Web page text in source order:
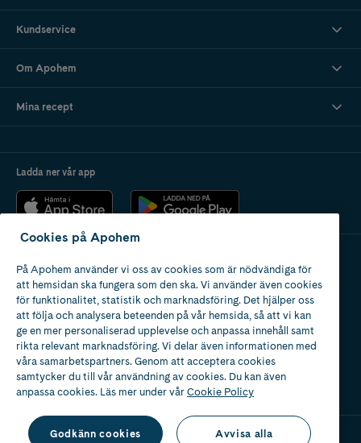
Kundservice
Om Apohem
Mina recept
Ladda ner vår app
Apotek med tillstånd
av Läkemedelsverket
Cookies på Apohem
På Apohem använder vi oss av cookies som är nödvändiga för
att hemsidan ska fungera som den ska. Vi använder även cookies
för funktionalitet, statistik och marknadsföring. Det hjälper oss
att följa och analysera beteenden på vår hemsida, så att vi kan
ge en mer personaliserad upplevelse och anpassa innehåll samt
rikta relevant marknadsföring. Vi delar även informationen med
våra samarbetspartners. Genom att acceptera cookies
samtycker du till vår användning av cookies. Du kan även
anpassa cookies. Läs mer under vårCookie Policy
Godkänn cookies Avvisa alla